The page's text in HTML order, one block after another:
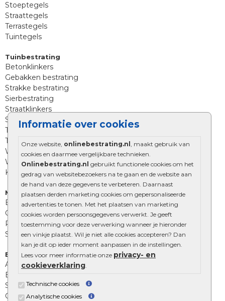
Informatie over cookies
Onze website, onlinebestrating.nl , maakt gebruik van
cookies en daarmee vergelijkbare technieken.
Onlinebestrating.nl gebruikt functionele cookies om het
gedrag van websitebezoekers na te gaan en de website aan
de hand van deze gegevens te verbeteren. Daarnaast
plaatsen derden marketing cookies om gepersonaliseerde
advertenties te tonen. Met het plaatsen van marketing
cookies worden persoonsgegevens verwerkt. Je geeft
toestemming voor deze verwerking wanneer je hieronder
een vinkje plaatst. Wil je niet alle cookies accepteren? Dan
kan je dit op ieder moment aanpassen in de instellingen.
Lees voor meer informatie onze privacy- en
cookieverklaring.
Technische cookies
Analytische cookies
Stoeptegels
Straattegels
Terrastegels
Tuintegels
Tuinbestrating
Betonklinkers
Gebakken bestrating
Strakke bestrating
Sierbestrating
Straatklinkers
Straatstenen
Trommelstenen
Tuinstenen
Waalformaat
Wildverband bestrating
Kingstones
Muurelementen
Betonbielzen
Opsluitbanden
Palissades
Stapelblokken
Extra benodigdheden
Afwatering en diversen
Beplantings en betonelementen
Split, grind en zand
Oprit tegels